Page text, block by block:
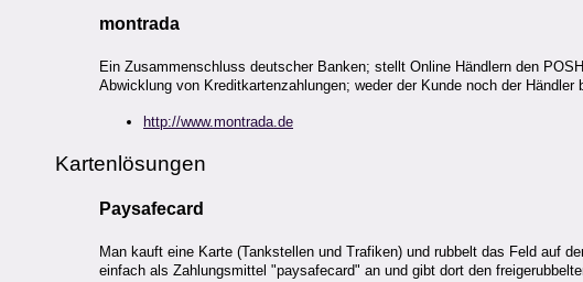
montrada
Ein Zusammenschluss deutscher Banken; stellt Online Händlern den
Abwicklung von Kreditkartenzahlungen; weder der Kunde noch der Händler
http://www.montrada.de
Kartenlösungen
Paysafecard
Man kauft eine Karte (Tankstellen und Trafiken) und rubbelt das Feld auf
einfach als Zahlungsmittel "paysafecard" an und gibt dort den